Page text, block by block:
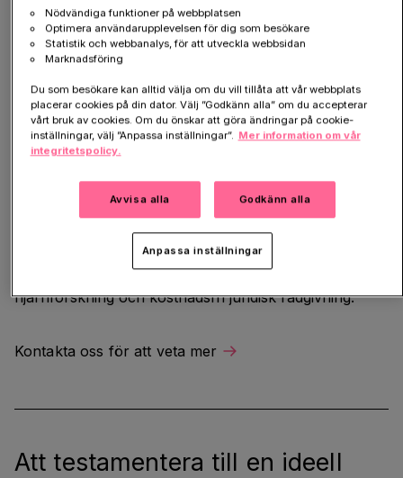
Hur fördelas mitt arv om jag inte upprättar ett
testamente? Ärver särkullbarn och sambo?
Frågorna om arv kan vara många.
Läs mer
Föreläsningar
Vi besöker städer med föreläsningar om testamente,
hjärnforskning och kostnadsfri juridisk rådgivning.
Kontakta oss för att veta mer
Att testamentera till en ideell
Nödvändiga funktioner på webbplatsen
Optimera användarupplevelsen för dig som besökare
Statistik och webbanalys, för att utveckla webbsidan
Marknadsföring
Du som besökare kan alltid välja om du vill tillåta att vår webbplats
placerar cookies på din dator. Välj ”Godkänn alla” om du accepterar
vårt bruk av cookies. Om du önskar att göra ändringar på cookie-
inställningar, välj ”Anpassa inställningar”. Mer information om vår
integritetspolicy.
Avvisa alla Godkänn alla
Anpassa inställningar